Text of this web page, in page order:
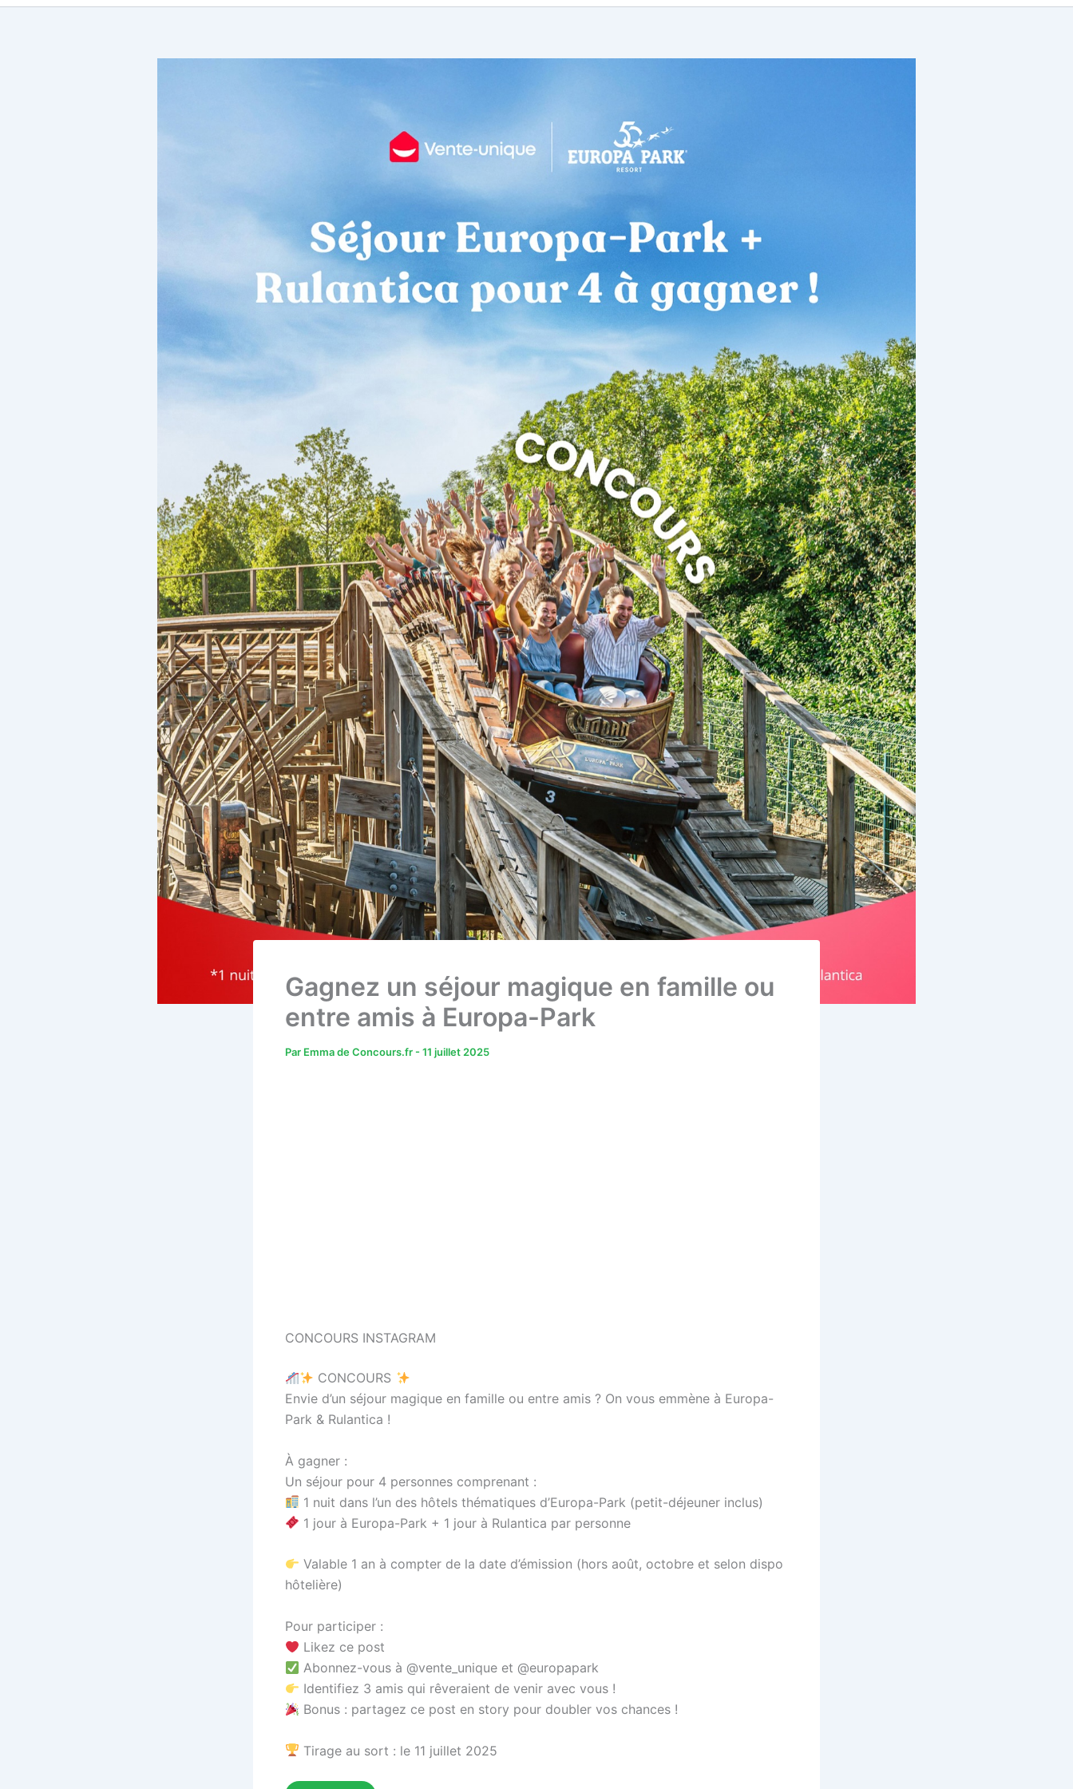
Gagnez un séjour magique en famille ou
entre amis à Europa-Park
Par Emma de Concours.fr -11 juillet 2025
CONCOURS INSTAGRAM
CONCOURS
Envie d’un séjour magique en famille ou entre amis ? On vous emmène à Europa-
Park & Rulantica !
À gagner :
Un séjour pour 4 personnes comprenant :
1 nuit dans l’un des hôtels thématiques d’Europa-Park (petit-déjeuner inclus)
1 jour à Europa-Park + 1 jour à Rulantica par personne
Valable 1 an à compter de la date d’émission (hors août, octobre et selon dispo
hôtelière)
Pour participer :
Likez ce post
Abonnez-vous à @vente_unique et @europapark
Identifiez 3 amis qui rêveraient de venir avec vous !
Bonus : partagez ce post en story pour doubler vos chances !
Tirage au sort : le 11 juillet 2025